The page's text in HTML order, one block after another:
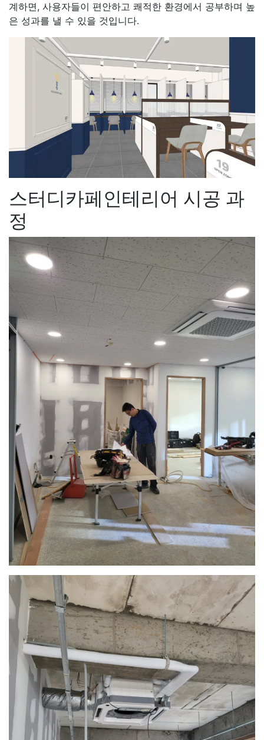
계하면, 사용자들이 편안하고 쾌적한 환경에서 공부하며 높
은 성과를 낼 수 있을 것입니다.
스터디카페인테리어 시공 과
정